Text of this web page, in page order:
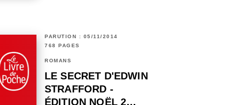
PARUTION : 05/11/2014
768 PAGES
ROMANS
LE SECRET D'EDWIN
STRAFFORD -
ÉDITION NOËL 2…